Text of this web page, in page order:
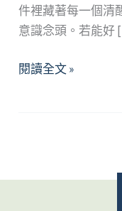
件裡藏著每一個清
意識念頭。若能好
閱
閱讀全文 »